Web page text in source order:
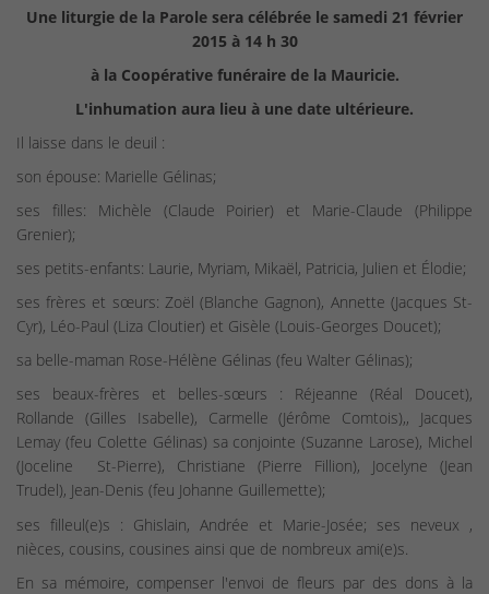
Une liturgie de la Parole sera célébrée le samedi 21 février
2015 à 14 h 30
à la Coopérative funéraire de la Mauricie.
L'inhumation aura lieu à une date ultérieure.
Il laisse dans le deuil :
son épouse: Marielle Gélinas;
ses filles: Michèle (Claude Poirier) et Marie-Claude (Philippe
Grenier);
ses petits-enfants: Laurie, Myriam, Mikaël, Patricia, Julien et Élodie;
ses frères et sœurs: Zoël (Blanche Gagnon), Annette (Jacques St-
Cyr), Léo-Paul (Liza Cloutier) et Gisèle (Louis-Georges Doucet);
sa belle-maman Rose-Hélène Gélinas (feu Walter Gélinas);
ses beaux-frères et belles-sœurs : Réjeanne (Réal Doucet),
Rollande (Gilles Isabelle), Carmelle (Jérôme Comtois),, Jacques
Lemay (feu Colette Gélinas) sa conjointe (Suzanne Larose), Michel
(Joceline
St-Pierre), Christiane (Pierre Fillion), Jocelyne (Jean
Trudel), Jean-Denis (feu Johanne Guillemette);
ses filleul(e)s : Ghislain, Andrée et Marie-Josée; ses neveux ,
nièces, cousins, cousines ainsi que de nombreux ami(e)s.
En sa mémoire, compenser l'envoi de fleurs par des dons à la